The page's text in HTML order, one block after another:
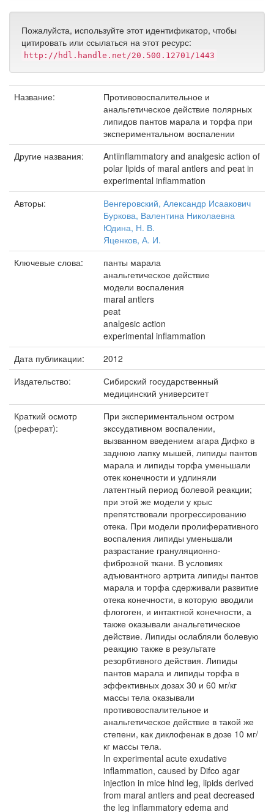
Пожалуйста, используйте этот идентификатор, чтобы
цитировать или ссылаться на этот ресурс:
http://hdl.handle.net/20.500.12701/1443
Название:
Противовоспалительное и
анальгетическое действие полярных
липидов пантов марала и торфа при
экспериментальном воспалении
Другие названия:
Antiinflammatory and analgesic action of
polar lipids of maral antlers and peat in
experimental inflammation
Авторы:
Венгеровский, Александр Исаакович
Буркова, Валентина Николаевна
Юдина, Н. В.
Яценков, А. И.
Ключевые слова:
панты марала
анальгетическое действие
модели воспаления
maral antlers
peat
analgesic action
experimental inflammation
Дата публикации:
2012
Издательство:
Сибирский государственный
медицинский университет
Краткий осмотр
(реферат):
При экспериментальном остром
экссудативном воспалении,
вызванном введением агара Дифко в
заднюю лапку мышей, липиды пантов
марала и липиды торфа уменьшали
отек конечности и удлиняли
латентный период болевой реакции;
при этой же модели у крыс
препятствовали прогрессированию
отека. При модели пролиферативного
воспаления липиды уменьшали
разрастание грануляционно-
фиброзной ткани. В условиях
адъювантного артрита липиды пантов
марала и торфа сдерживали развитие
отека конечности, в которую вводили
флогоген, и интактной конечности, а
также оказывали анальгетическое
действие. Липиды ослабляли болевую
реакцию также в результате
резорбтивного действия. Липиды
пантов марала и липиды торфа в
эффективных дозах 30 и 60 мг/кг
массы тела оказывали
противовоспалительное и
анальгетическое действие в такой же
степени, как диклофенак в дозе 10 мг/
кг массы тела.
In experimental acute exudative
inflammation, caused by Difco agar
injection in mice hind leg, lipids derived
from maral antlers and peat decreased
the leg inflammatory edema and